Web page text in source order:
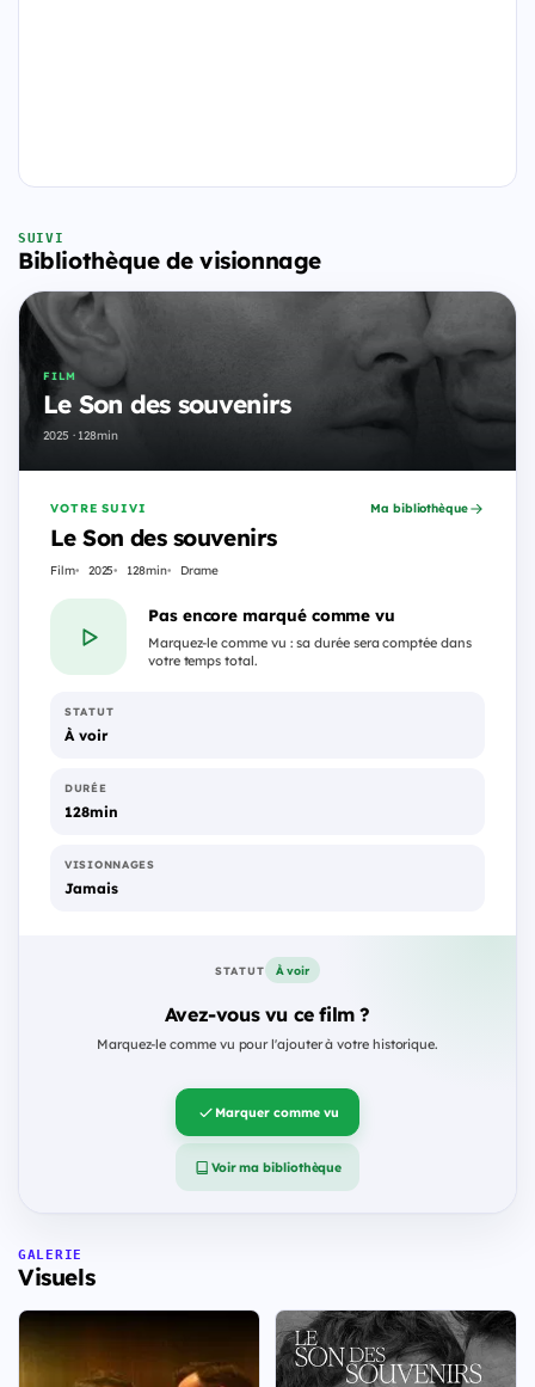
SUIVI
Bibliothèque de visionnage
FILM
Le Son des souvenirs
2025 · 128min
VOTRE SUIVI
Le Son des souvenirs
Film 2025 128min Drame
Ma bibliothèque
Pas encore marqué comme vu
Marquez-le comme vu : sa durée sera comptée dans
votre temps total.
STATUT
À voir
DURÉE
128min
VISIONNAGES
Jamais
STATUT À voir
Avez-vous vu ce film ?
Marquez-le comme vu pour l'ajouter à votre historique.
Marquer comme vu
Voir ma bibliothèque
GALERIE
Visuels